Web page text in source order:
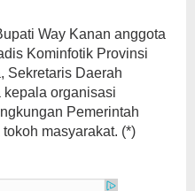
Way Kanan anggota
Kominfotik Provinsi
Sekretaris Daerah
kepala organisasi
Pemerintah
masyarakat. (*)